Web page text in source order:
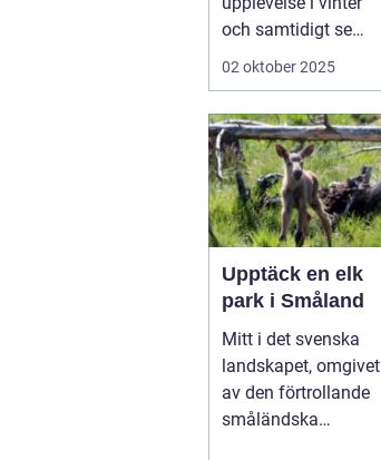
och samtidigt se
dem utvecklas
02 oktober 2025
Upptäck en elk
park i Småland
Mitt i det svenska
landskapet, omgivet
av den förtrollande
småländska